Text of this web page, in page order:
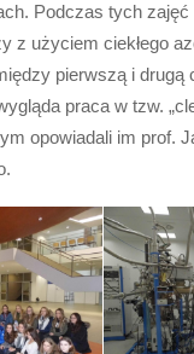
Podczas tych
z użyciem ciekłego
pierwszą i drugą
praca w tzw.
opowiadali im prof.